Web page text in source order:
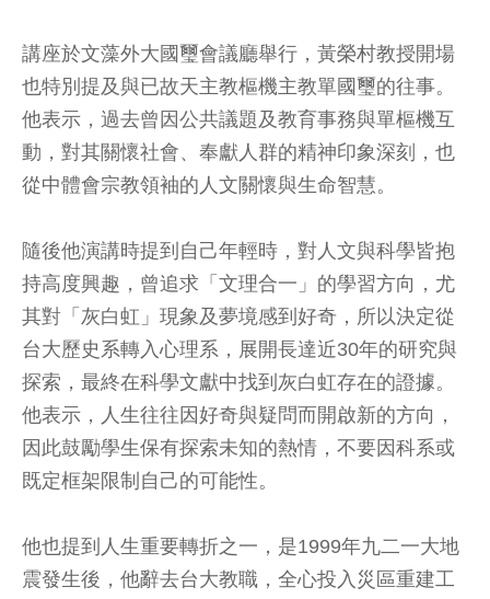
講座於文藻外大國璽會議廳舉行，黃榮村教授開場
也特別提及與已故天主教樞機主教單國璽的往事。
他表示，過去曾因公共議題及教育事務與單樞機互
動，對其關懷社會、奉獻人群的精神印象深刻，也
從中體會宗教領袖的人文關懷與生命智慧。
隨後他演講時提到自己年輕時，對人文與科學皆抱
持高度興趣，曾追求「文理合一」的學習方向，尤
其對「灰白虹」現象及夢境感到好奇，所以決定從
台大歷史系轉入心理系，展開長達近30年的研究與
探索，最終在科學文獻中找到灰白虹存在的證據。
他表示，人生往往因好奇與疑問而開啟新的方向，
因此鼓勵學生保有探索未知的熱情，不要因科系或
既定框架限制自己的可能性。
他也提到人生重要轉折之一，是1999年九二一大地
震發生後，他辭去台大教職，全心投入災區重建工